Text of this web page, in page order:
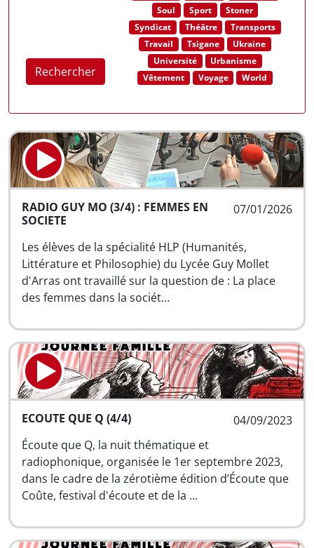
Rechercher
Soul
Sport
Stoner
Syndicat
Théâtre
Transports
Travail
Tsigane
Ukraine
Université
Urbanisme
Vêtement
Voyage World
07/01/2026
RADIO GUY MO (3/4) : FEMMES EN
SOCIETE
Les élèves de la spécialité HLP (Humanités,
Littérature et Philosophie) du Lycée Guy Mollet
d'Arras ont travaillé sur la question de : La place
des femmes dans la sociét…
04/09/2023
ECOUTE QUE Q (4/4)
Écoute que Q, la nuit thématique et
radiophonique, organisée le 1er septembre 2023,
dans le cadre de la zérotième édition d’Écoute que
Coûte, festival d'écoute et de la …